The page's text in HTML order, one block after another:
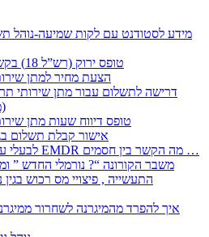
טופס ירוק (רש”ל 18) בקשה להוצאת רישיון נהיגה
2352 – הצעת מחיר למתן
2356 – טופס דיווח שעות מתן
2357 – אישור קבלת
– לבעלי עסקים ובעולם העבודה EMDR מה הקשר בין חסמים …
– משבר הקורונה “? נורמלי החדש ” ומהו ה 2021